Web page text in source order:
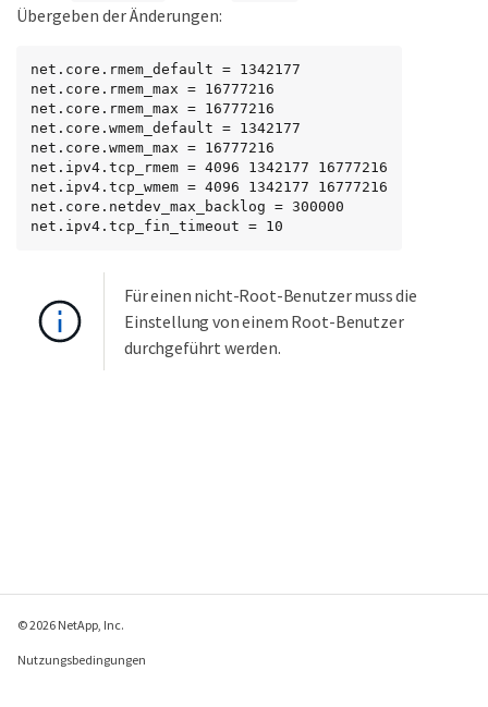
Übergeben der Änderungen:
net.core.rmem_default = 1342177
net.core.rmem_max = 16777216
net.core.rmem_max = 16777216
net.core.wmem_default = 1342177
net.core.wmem_max = 16777216
net.ipv4.tcp_rmem = 4096 1342177 16777216
net.ipv4.tcp_wmem = 4096 1342177 16777216
net.core.netdev_max_backlog = 300000
net.ipv4.tcp_fin_timeout = 10
Für einen nicht-Root-Benutzer muss die
Einstellung von einem Root-Benutzer
durchgeführt werden.
© 2026 NetApp, Inc.
Nutzungsbedingungen